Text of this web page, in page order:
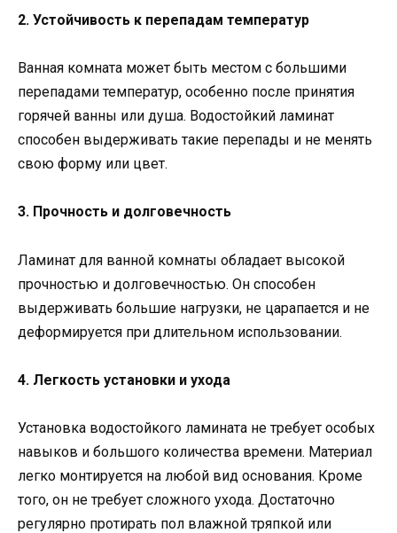
2. Устойчивость к перепадам температур
Ванная комната может быть местом с большими
перепадами температур, особенно после принятия
горячей ванны или душа. Водостойкий ламинат
способен выдерживать такие перепады и не менять
свою форму или цвет.
3. Прочность и долговечность
Ламинат для ванной комнаты обладает высокой
прочностью и долговечностью. Он способен
выдерживать большие нагрузки, не царапается и не
деформируется при длительном использовании.
4. Легкость установки и ухода
Установка водостойкого ламината не требует особых
навыков и большого количества времени. Материал
легко монтируется на любой вид основания. Кроме
того, он не требует сложного ухода. Достаточно
регулярно протирать пол влажной тряпкой или